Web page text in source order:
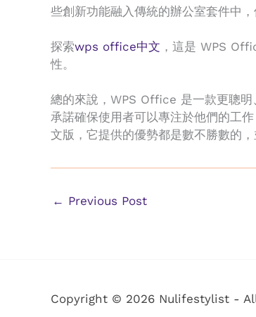
些創新功能融入傳統的辦公室套件中
探索wps office中文 ，這是 WPS
性。
總的來說，WPS Office 是一款更聰明
承諾確保使用者可以專注於他們的工
文版，它提供的優勢都是數不勝數的
← Previous Post
Copyright © 2026 Nulifestylist -